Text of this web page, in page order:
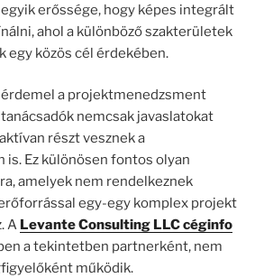
egyik erőssége, hogy képes integrált
ahol a különböző szakterületek
egy közös cél érdekében.
a projektmenedzsment
nemcsak javaslatokat
részt vesznek a
is. Ez különösen fontos olyan
amelyek nem rendelkeznek
egy-egy komplex projekt
A Levante Consulting LLC céginfo
a tekintetben partnerként, nem
működik.